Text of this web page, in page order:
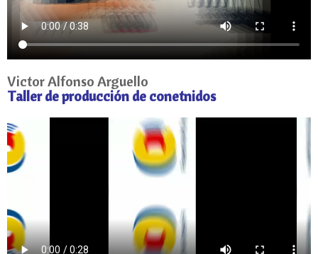
Victor Alfonso Arguello
Taller de producción de conetnidos